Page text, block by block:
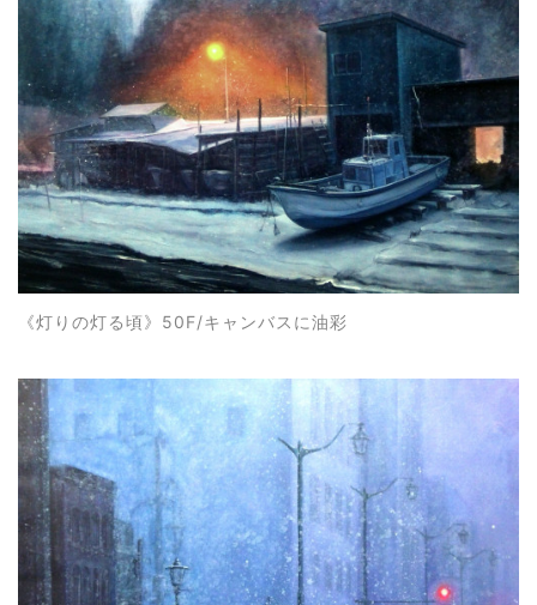
《灯りの灯る頃》50F/キャンバスに油彩